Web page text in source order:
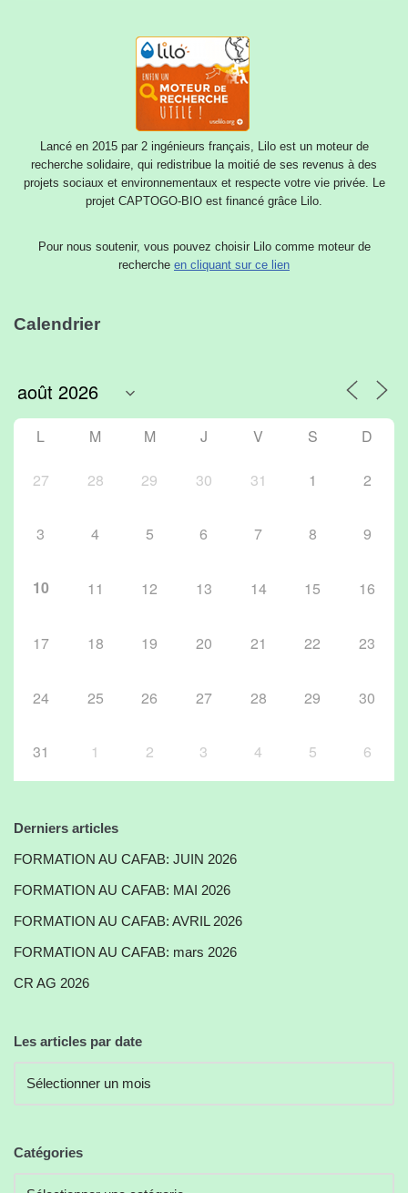
Lancé en 2015 par 2 ingénieurs français, Lilo est un moteur de
recherche solidaire, qui redistribue la moitié de ses revenus à des
projets sociaux et environnementaux et respecte votre vie privée. Le
projet CAPTOGO-BIO est financé grâce Lilo.
Pour nous soutenir, vous pouvez choisir Lilo comme moteur de
recherche en cliquant sur ce lien
Calendrier
L M M J V S D
27 28 29 30 31 1 2
3 4 5 6 7 8 9
10 11 12 13 14 15 16
17 18 19 20 21 22 23
24 25 26 27 28 29 30
31 1 2 3 4 5 6
Derniers articles
FORMATION AU CAFAB: JUIN 2026
FORMATION AU CAFAB: MAI 2026
FORMATION AU CAFAB: AVRIL 2026
FORMATION AU CAFAB: mars 2026
CR AG 2026
Les articles par date
Catégories